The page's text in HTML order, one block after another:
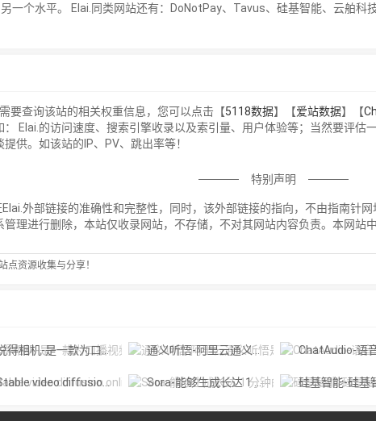
一个水平。 Elai.同类网站还有：DoNotPay、Tavus、硅基智能、云舶科
要查询该站的相关权重信息，您可以点击【5118数据】【爱站数据】【
Elai.的访问速度、搜索引擎收录以及索引量、用户体验等；当然要评
供。如该站的IP、PV、跳出率等！
特别声明
外部链接的准确性和完整性，同时，该外部链接的指向，不由指南针
理进行删除，本站仅收录网站，不存储，不对其网站内容负责。本网
点资源收集与分享！
相机-是一款为口播视频创作者量身定制的智能拍摄工具 通义听悟-阿里云通义听悟是聚焦音视频内容的工作学习AI助手 ChatAudio-语音转文字 +
video diffusion online-免费激活您的图像，用 Stable Video Diffus Sora-能够生成长达 1 分钟的高清视频 硅基智能-硅基智能，打造硅基劳动力，让